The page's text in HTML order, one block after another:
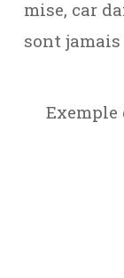
Exemple
mise, car
sont